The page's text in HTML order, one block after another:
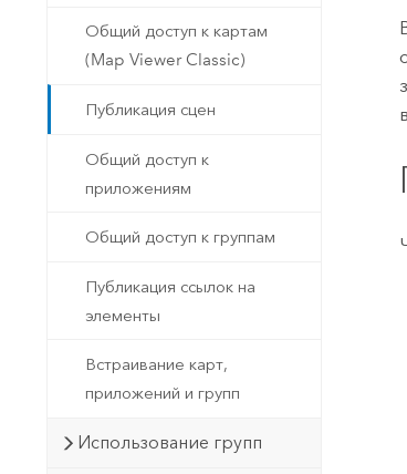
Общий доступ к картам
(Map Viewer Classic)
Публикация сцен
Общий доступ к
приложениям
Общий доступ к группам
Публикация ссылок на
элементы
Встраивание карт,
приложений и групп
Использование групп